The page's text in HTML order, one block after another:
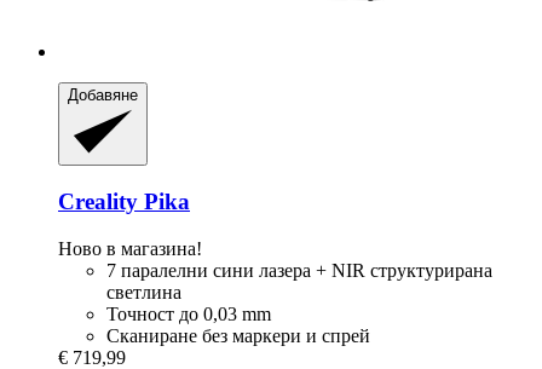
Добавяне
Creality Pika
Ново в магазина!
7 паралелни сини лазера + NIR структурирана
светлина
Точност до 0,03 mm
Сканиране без маркери и спрей
€ 719,99